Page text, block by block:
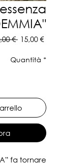
€ Prezzo
15,00 €Prezzo
Quantità *
fa tornare